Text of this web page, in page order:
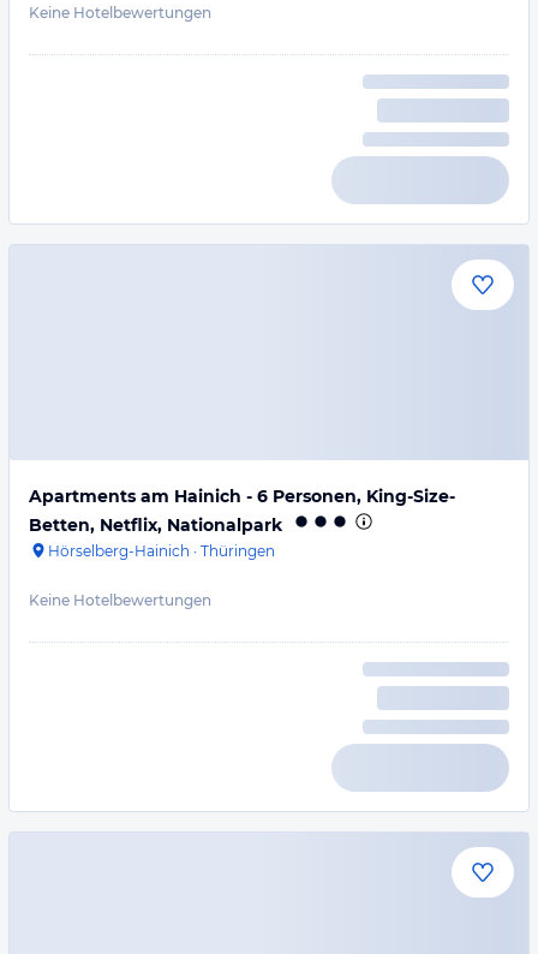
Keine Hotelbewertungen
Apartments am Hainich - 6 Personen, King-Size-
Betten, Netflix, Nationalpark
Hörselberg-Hainich · Thüringen
Keine Hotelbewertungen